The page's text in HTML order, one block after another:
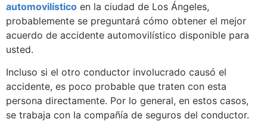
automovilístico en la ciudad de Los Ángeles,
probablemente se preguntará cómo obtener el mejor
acuerdo de accidente automovilístico disponible para
usted.
Incluso si el otro conductor involucrado causó el
accidente, es poco probable que traten con esta
persona directamente. Por lo general, en estos casos,
se trabaja con la compañía de seguros del conductor.